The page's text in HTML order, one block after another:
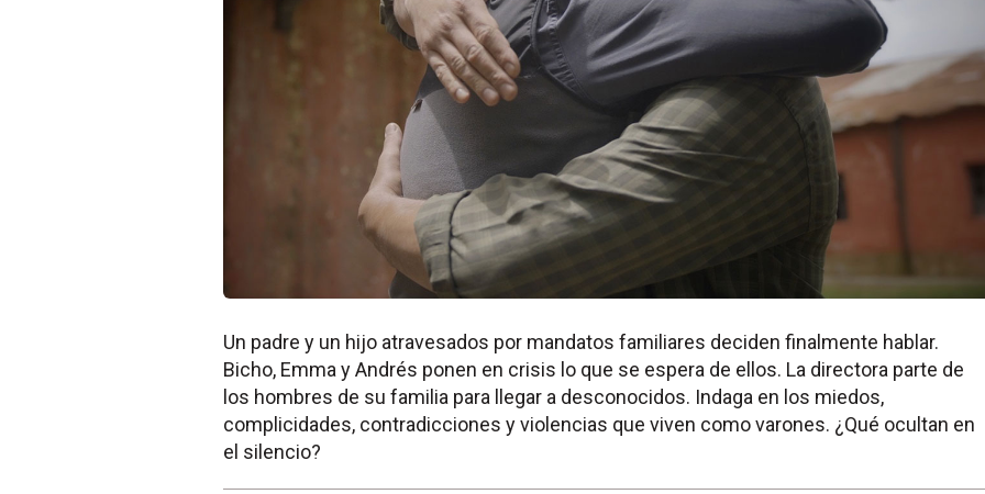
Un padre y un hijo atravesados por mandatos familiares deciden finalmente hablar.
Bicho, Emma y Andrés ponen en crisis lo que se espera de ellos. La directora parte de
los hombres de su familia para llegar a desconocidos. Indaga en los miedos,
complicidades, contradicciones y violencias que viven como varones. ¿Qué ocultan en
el silencio?